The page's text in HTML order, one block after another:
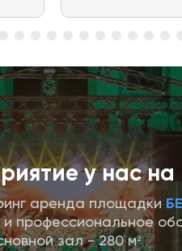
у нас
аренда площадки
и профессиональное
зал - 280 м²